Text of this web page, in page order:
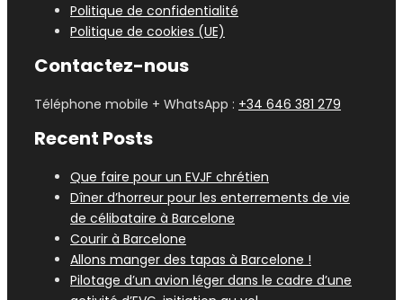
Politique de confidentialité
Politique de cookies (UE)
Contactez-nous
Téléphone mobile + WhatsApp : +34 646 381 279
Recent Posts
Que faire pour un EVJF chrétien
Dîner d’horreur pour les enterrements de vie
de célibataire à Barcelone
Courir à Barcelone
Allons manger des tapas à Barcelone !
Pilotage d’un avion léger dans le cadre d’une